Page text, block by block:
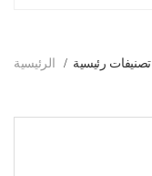
الرئيسية تصنيفات رئيسية